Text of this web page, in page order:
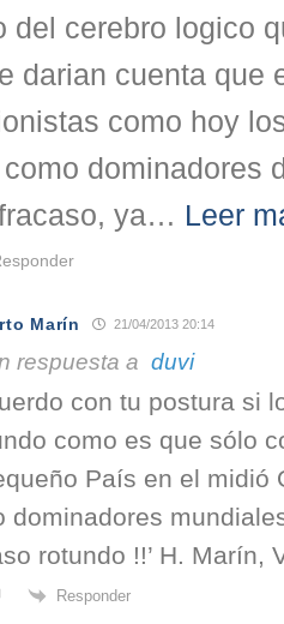
del cerebro logico
darian cuenta que
como hoy
dominadores
ya… Leer
Marín 21/04/2013 20:14
respuesta a duvi
con tu postura si
como es que sólo
País en el midió
dominadores
rotundo !!’ H. Marín,
Responder